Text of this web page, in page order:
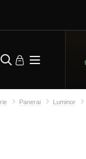
Panerai Luminor